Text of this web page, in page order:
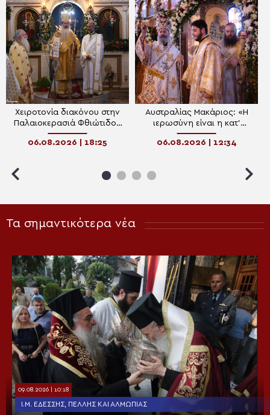
Χειροτονία διακόνου στην
Παλαιοκερασιά Φθιώτιδος
(ΒΙΝΤΕΟ)
06.08.2026 | 18:25
Αυστραλίας Μακάριος: «Η
ιερωσύνη είναι η κατ’
εξοχήν μεταμορφωτική
δύναμη μέσα σε έναν κόσμο
06.08.2026 | 12:34
Τα σημαντικότερα νέα
09.08.2026 | 10:18
Ι.Μ. ΕΔΈΣΣΗΣ, ΠΈΛΛΗΣ ΚΑΙ ΑΛΜΩΠΊΑΣ